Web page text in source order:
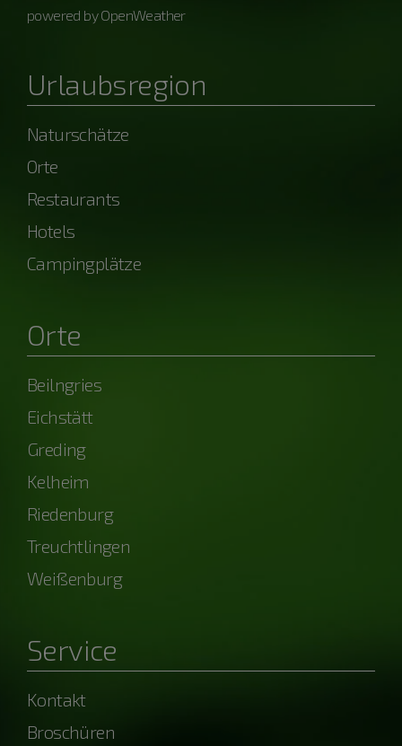
powered by OpenWeather
Urlaubsregion
Naturschätze
Orte
Restaurants
Hotels
Campingplätze
Orte
Beilngries
Eichstätt
Greding
Kelheim
Riedenburg
Treuchtlingen
Weißenburg
Service
Kontakt
Broschüren